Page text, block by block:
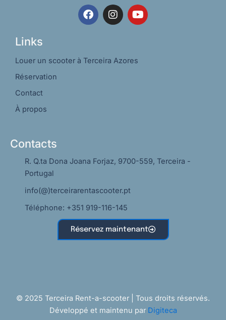
F
a
o
I
n
g
Y
o
b
Links
Louer un scooter à Terceira Azores
Réservation
Contact
À propos
Contacts
R. Q.ta Dona Joana Forjaz, 9700-559, Terceira -
Portugal
info(@)terceirarentascooter.pt
Téléphone: +351 919-116-145
Réservez maintenant
© 2025 Terceira Rent-a-scooter | Tous droits réservés.
Développé et maintenu par Digiteca